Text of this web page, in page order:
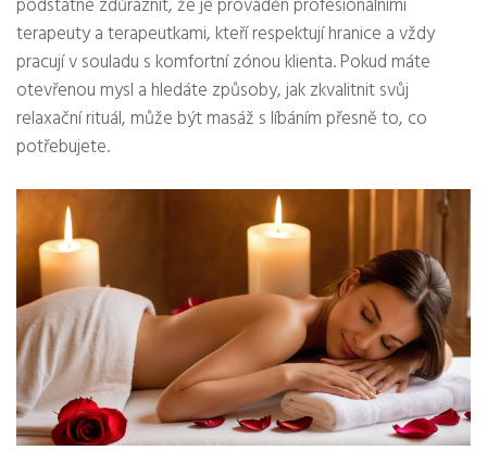
podstatné zdůraznit, že je prováděn profesionálními
terapeuty a terapeutkami, kteří respektují hranice a vždy
pracují v souladu s komfortní zónou klienta. Pokud máte
otevřenou mysl a hledáte způsoby, jak zkvalitnit svůj
relaxační rituál, může být masáž s líbáním přesně to, co
potřebujete.